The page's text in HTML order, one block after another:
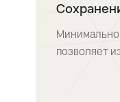
позволяет